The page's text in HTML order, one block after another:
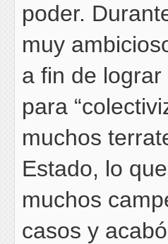
poder.
muy
a fin de lograr
para
muchos
Estado, lo
muchos
casos y